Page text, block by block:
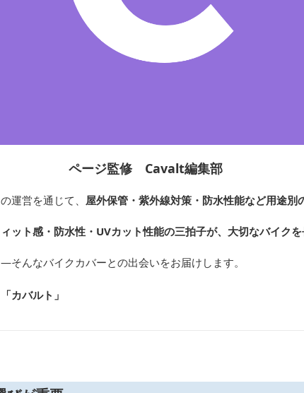
ページ監修 Cavalt編集部
運営を通じて、 屋外保管・紫外線対策・防水性能など用途別
ット感・防水性・UVカット性能の三拍子が、大切なバイク
そんなバイクカバーとの出会いをお届けします。
カバルト 」